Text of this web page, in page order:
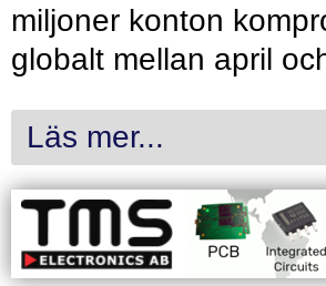
miljoner konton
globalt mellan april
Läs mer...